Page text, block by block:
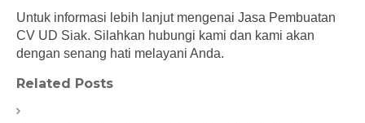
Untuk informasi lebih lanjut mengenai Jasa Pembuatan
CV UD Siak. Silahkan hubungi kami dan kami akan
dengan senang hati melayani Anda.
Related Posts